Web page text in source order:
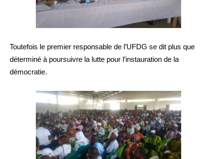
Toutefois le premier responsable de l’UFDG se dit plus que
déterminé à poursuivre la lutte pour l’instauration de la
démocratie.